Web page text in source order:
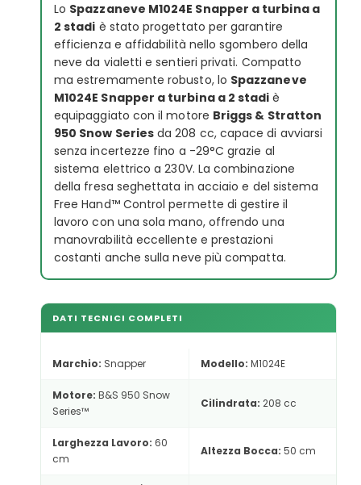
Lo Spazzaneve M1024E Snapper a turbina a
2 stadi è stato progettato per garantire
efficienza e affidabilità nello sgombero della
neve da vialetti e sentieri privati. Compatto
ma estremamente robusto, lo Spazzaneve
M1024E Snapper a turbina a 2 stadi è
equipaggiato con il motore Briggs & Stratton
950 Snow Series da 208 cc, capace di avviarsi
senza incertezze fino a -29°C grazie al
sistema elettrico a 230V. La combinazione
della fresa seghettata in acciaio e del sistema
Free Hand™ Control permette di gestire il
lavoro con una sola mano, offrendo una
manovrabilità eccellente e prestazioni
costanti anche sulla neve più compatta.
DATI TECNICI COMPLETI
Marchio: Snapper Modello: M1024E
Motore: B&S 950 Snow
Series™
Cilindrata: 208 cc
Larghezza Lavoro: 60
cm
Altezza Bocca: 50 cm